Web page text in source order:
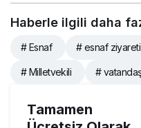
Haberle ilgili daha
# Esnaf # esnaf ziyareti
# Milletvekili #
Tamamen